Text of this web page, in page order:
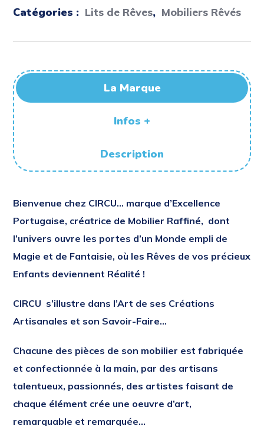
Catégories : Lits de Rêves, Mobiliers Rêvés
La Marque
Infos +
Description
Bienvenue chez CIRCU… marque d’Excellence
Portugaise, créatrice de Mobilier Raffiné, dont
l’univers ouvre les portes d’un Monde empli de
Magie et de Fantaisie, où les Rêves de vos précieux
Enfants deviennent Réalité !
CIRCU s’illustre dans l’Art de ses Créations
Artisanales et son Savoir-Faire…
Chacune des pièces de son mobilier est fabriquée
et confectionnée à la main, par des artisans
talentueux, passionnés, des artistes faisant de
chaque élément crée une oeuvre d’art,
remarquable et remarquée…